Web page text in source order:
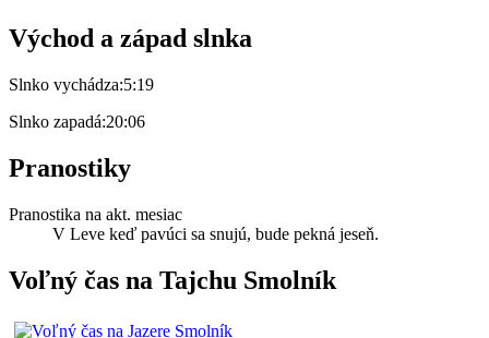
Východ a západ slnka
Slnko vychádza:5:19
Slnko zapadá:20:06
Pranostiky
Pranostika na akt. mesiac
V Leve keď pavúci sa snujú, bude pekná jeseň.
Voľný čas na Tajchu Smolník